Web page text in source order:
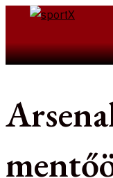
Skip
contentSearch